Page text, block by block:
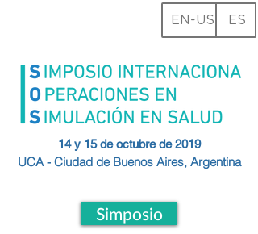
EN-US ES
14 y 15 de octubre de 2019
UCA - Ciudad de BuenosAires, Argentina
Simposio